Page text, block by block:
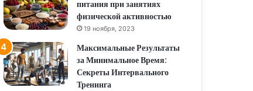
питания при занятиях
физической активностью
19 ноября, 2023
Максимальные Результаты
за Минимальное Время:
Секреты Интервального
Тренинга